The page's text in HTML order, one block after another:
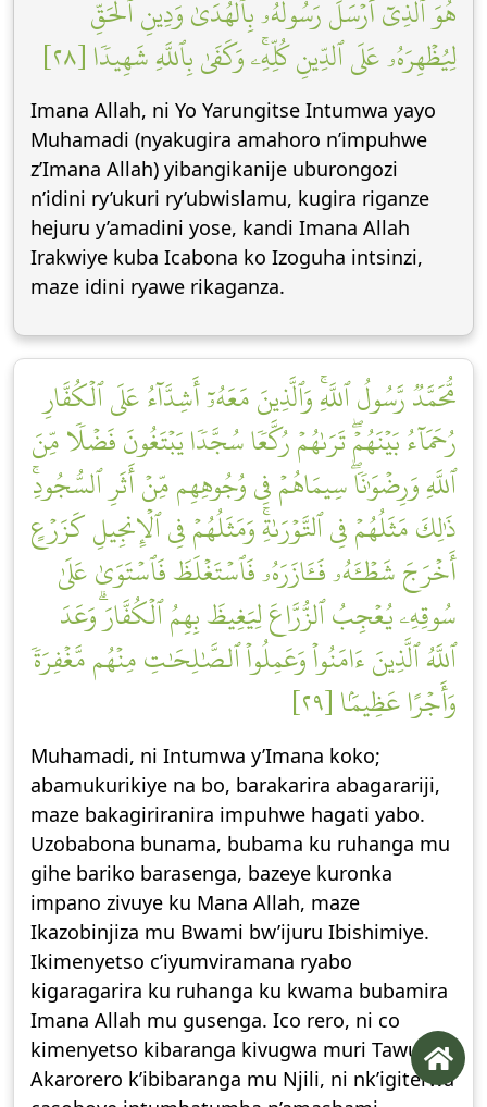
هُوَ ٱلَّذِيٓ أَرۡسَلَ رَسُولَهُۥ بِٱلۡهُدَىٰ وَدِينِ ٱلۡحَقِّ
لِيُظۡهِرَهُۥ عَلَى ٱلدِّينِ كُلِّهِۦۚ وَكَفَىٰ بِٱللَّهِ شَهِيدٗا [٢٨]
Imana Allah, ni Yo Yarungitse Intumwa yayo
Muhamadi (nyakugira amahoro n’impuhwe
z’Imana Allah) yibangikanije uburongozi
n’idini ry’ukuri ry’ubwislamu, kugira riganze
hejuru y’amadini yose, kandi Imana Allah
Irakwiye kuba Icabona ko Izoguha intsinzi,
maze idini ryawe rikaganza.
مُّحَمَّدٞ رَّسُولُ ٱللَّهِۚ وَٱلَّذِينَ مَعَهُۥٓ أَشِدَّآءُ عَلَى ٱلۡكُفَّارِ
رُحَمَآءُ بَيۡنَهُمۡۖ تَرَىٰهُمۡ رُكَّعٗا سُجَّدٗا يَبۡتَغُونَ فَضۡلٗا مِّنَ
ٱللَّهِ وَرِضۡوَٰنٗاۖ سِيمَاهُمۡ فِي وُجُوهِهِم مِّنۡ أَثَرِ ٱلسُّجُودِۚ
ذَٰلِكَ مَثَلُهُمۡ فِي ٱلتَّوۡرَىٰةِۚ وَمَثَلُهُمۡ فِي ٱلۡإِنجِيلِ كَزَرۡعٍ
أَخۡرَجَ شَطۡـَٔهُۥ فَـَٔازَرَهُۥ فَٱسۡتَغۡلَظَ فَٱسۡتَوَىٰ عَلَىٰ
سُوقِهِۦ يُعۡجِبُ ٱلزُّرَّاعَ لِيَغِيظَ بِهِمُ ٱلۡكُفَّارَۗ وَعَدَ
ٱللَّهُ ٱلَّذِينَ ءَامَنُواْ وَعَمِلُواْ ٱلصَّٰلِحَٰتِ مِنۡهُم مَّغۡفِرَةٗ
وَأَجۡرًا عَظِيمَۢا [٢٩]
Muhamadi, ni Intumwa y’Imana koko;
abamukurikiye na bo, barakarira abagarariji,
maze bakagiriranira impuhwe hagati yabo.
Uzobabona bunama, bubama ku ruhanga mu
gihe bariko barasenga, bazeye kuronka
impano zivuye ku Mana Allah, maze
Ikazobinjiza mu Bwami bw’ijuru Ibishimiye.
Ikimenyetso c’iyumviramana ryabo
kigaragarira ku ruhanga ku kwama bubamira
Imana Allah mu gusenga. Ico rero, ni co
kimenyetso kibaranga kivugwa muri Tawurati.
Akarorero k’ibibaranga mu Njili, ni nk’igiterwa